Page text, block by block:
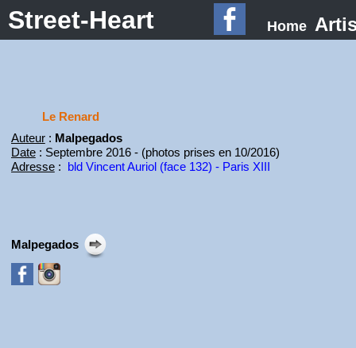
Street-Heart Home
Le Renard
Auteur: Malpegados
Date: Septembre 2016 - (photos prises en 10/2016)
Adresse: bld Vincent Auriol (face 132) - Paris XIII
Malpegados